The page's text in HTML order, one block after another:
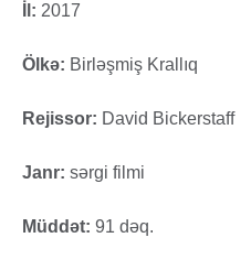
İl: 2017
Ölkə: Birləşmiş Krallıq
Rejissor: David Bickerstaff
Janr: sərgi filmi
Müddət: 91 dəq.